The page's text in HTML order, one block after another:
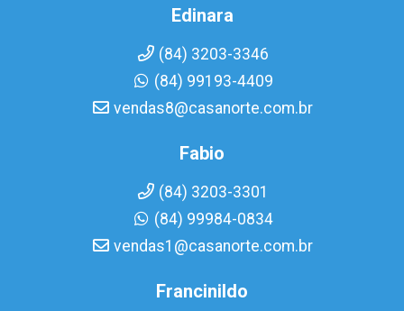
Edinara
(84) 3203-3346
(84) 99193-4409
vendas8@casanorte.com.br
Fabio
(84) 3203-3301
(84) 99984-0834
vendas1@casanorte.com.br
Francinildo